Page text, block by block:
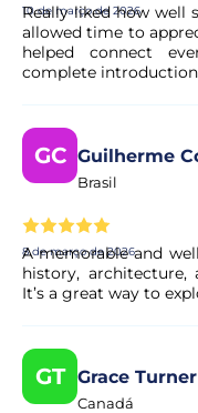
10 de março de 2026
Really liked how well
allowed time to
helped connect
complete
GC Guilherme
Brasil
8 de março de 2026
A memorable and
history, architecture,
It’s a great way to
GT Grace Turner
Canadá